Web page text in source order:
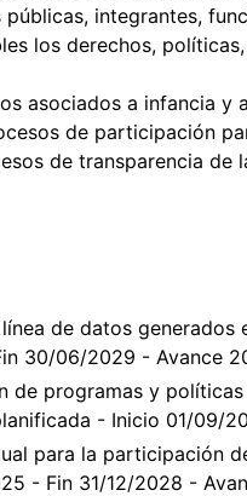
integrantes,
los derechos,
asociados a infancia
de participación
de transparencia
de datos
30/06/2029 - Avance
de programas y
- Inicio 01/09/
para la participación
- Fin 31/12/2028 -